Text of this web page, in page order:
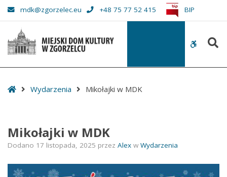
Mikołajki
MDK
mdk@zgorzelec.eu +48 75 77 52 415 BIP
WCAG
StartWydarzenia Mikołajki w MDK
Mikołajki w MDK
Dodano 17 listopada, 2025 przez Alex w Wydarzenia